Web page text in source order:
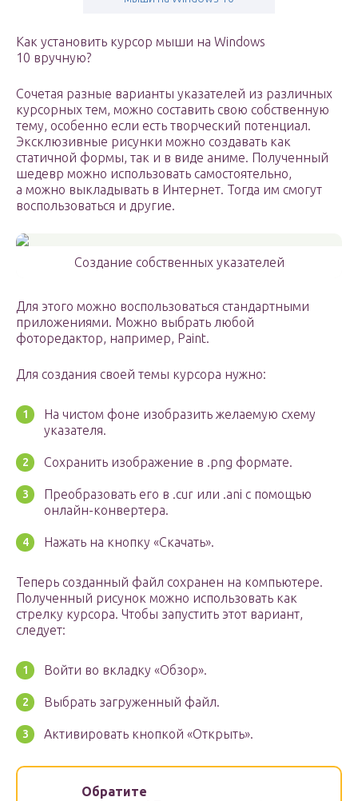
Как установить курсор мыши на Windows
10 вручную?
Сочетая разные варианты указателей из различных
курсорных тем, можно составить свою собственную
тему, особенно если есть творческий потенциал.
Эксклюзивные рисунки можно создавать как
статичной формы, так и в виде аниме. Полученный
шедевр можно использовать самостоятельно,
а можно выкладывать в Интернет. Тогда им смогут
воспользоваться и другие.
Создание собственных указателей
Для этого можно воспользоваться стандартными
приложениями. Можно выбрать любой
фоторедактор, например, Paint.
Для создания своей темы курсора нужно:
На чистом фоне изобразить желаемую схему
указателя.
Сохранить изображение в .png формате.
Преобразовать его в .cur или .ani с помощью
онлайн-конвертера.
Нажать на кнопку «Скачать».
Теперь созданный файл сохранен на компьютере.
Полученный рисунок можно использовать как
стрелку курсора. Чтобы запустить этот вариант,
следует:
Войти во вкладку «Обзор».
Выбрать загруженный файл.
Активировать кнопкой «Открыть».
Обратите